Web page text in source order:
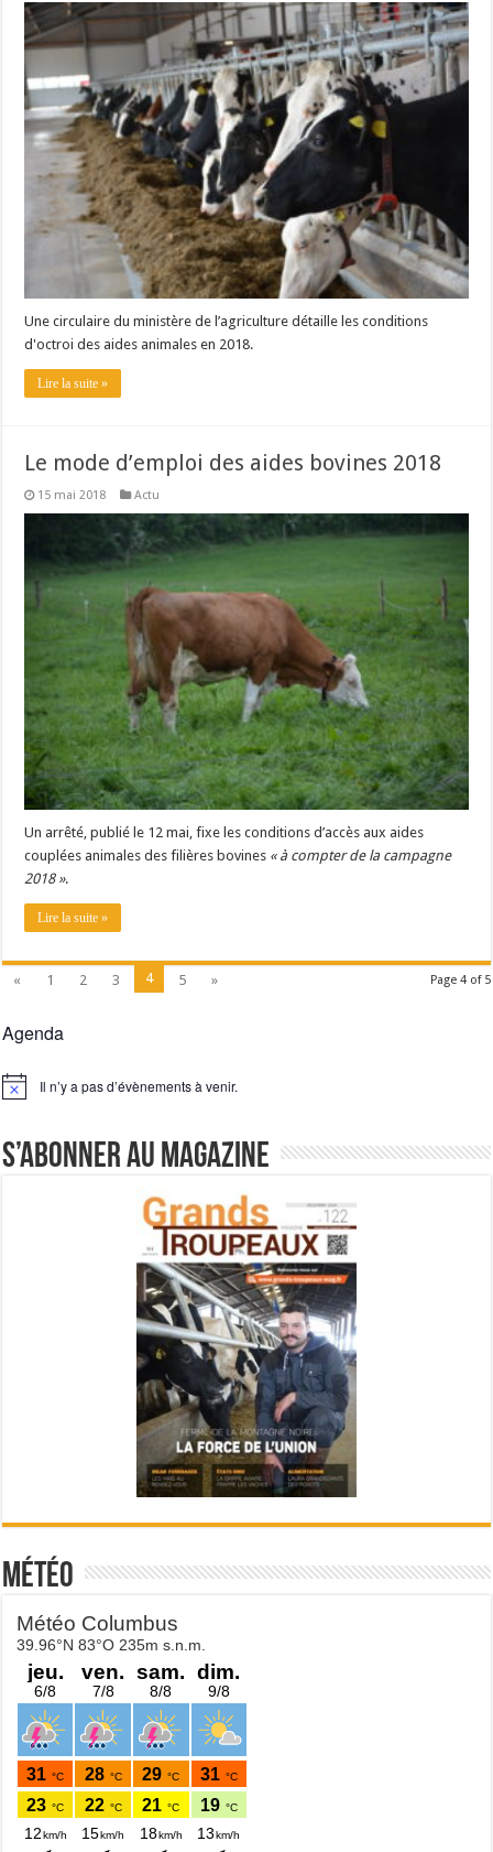
Une circulaire du ministère de l’agriculture détaille les conditions
d'octroi des aides animales en 2018.
Lire la suite »
Le mode d’emploi des aides bovines 2018
15 mai 2018 Actu
Un arrêté, publié le 12 mai, fixe les conditions d’accès aux aides
couplées animales des filières bovines « à compter de la campagne
2018 ».
Lire la suite »
Page 4 of 5
« 1 2 3 4 5 »
Agenda
Notice Il n’y a pas d’évènements à venir.
S’abonner au magazine
Météo